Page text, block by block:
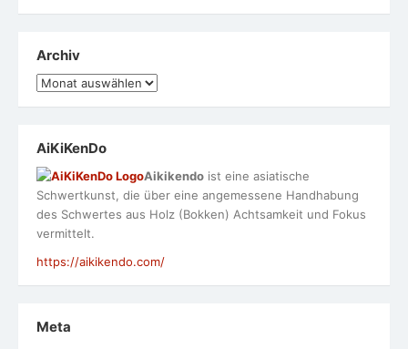
Archiv
Archiv
AiKiKenDo
Aikikendo ist eine asiatische
Schwertkunst, die über eine angemessene Handhabung
des Schwertes aus Holz (Bokken) Achtsamkeit und Fokus
vermittelt.
https://aikikendo.com/
Meta